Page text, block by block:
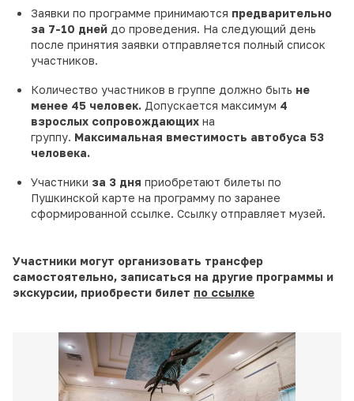
Заявки по программе принимаются предварительно
за 7-10 дней до проведения. На следующий день
после принятия заявки отправляется полный список
участников.
Количество участников в группе должно быть не
менее 45 человек. Допускается максимум 4
взрослых сопровождающих на
группу. Максимальная вместимость автобуса 53
человека.
Участники за 3 дня приобретают билеты по
Пушкинской карте на программу по заранее
сформированной ссылке. Ссылку отправляет музей.
Участники могут организовать трансфер
самостоятельно, записаться на другие программы и
экскурсии, приобрести билет по ссылке